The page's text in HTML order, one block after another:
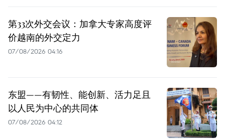
第33次外交会议：加拿大专家高度评
价越南的外交定力
07/08/2026 04:16
东盟——有韧性、能创新、活力足且
以人民为中心的共同体
07/08/2026 04:12